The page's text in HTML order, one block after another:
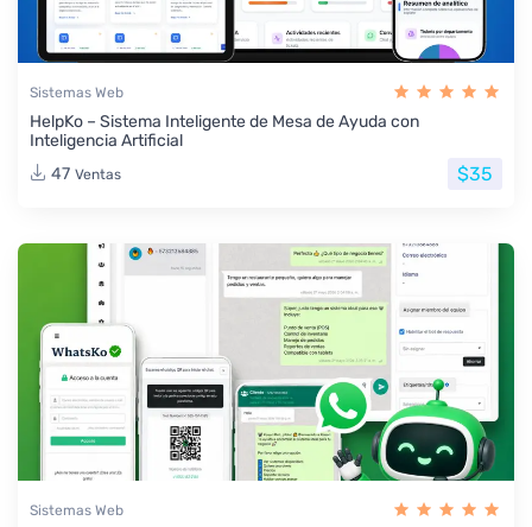
Sistemas Web
HelpKo – Sistema Inteligente de Mesa de Ayuda con
Inteligencia Artificial
47 Ventas $35
Sistemas Web